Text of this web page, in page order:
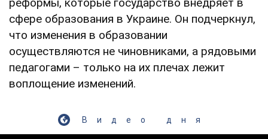
сфере образования в Украине. Он подчеркнул,
что изменения в образовании
осуществляются не чиновниками, а рядовыми
педагогами – только на их плечах лежит
воплощение изменений.
Видео дня